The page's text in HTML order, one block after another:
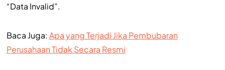
“Data Invalid”.
Baca Juga: Apa yang Terjadi Jika Pembubaran
Perusahaan Tidak Secara Resmi